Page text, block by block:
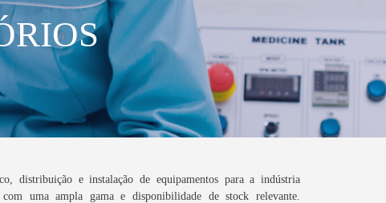
distribuição e instalação de equipamentos para a indústria
uma ampla gama e disponibilidade de stock relevante.